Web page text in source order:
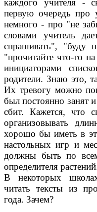
каждого учителя -
первую очередь про
немного - про "не
словами учитель
спрашивать", "буду
"прочитайте что-то
инициаторами
родители. Знаю это,
Их тревогу можно
был постоянно занят
сбит. Кажется, что
организовывать
хорошо бы иметь в
настольных игр и
должны быть по
определителя
В некоторых
читать тексты из
года. Зачем?